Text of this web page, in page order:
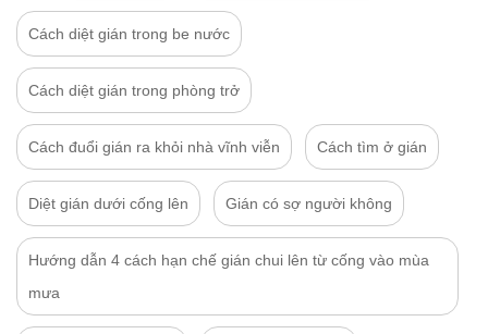
Cách diệt gián trong be nước
Cách diệt gián trong phòng trở
Cách đuổi gián ra khỏi nhà vĩnh viễn Cách tìm ở gián
Diệt gián dưới cống lên Gián có sợ người không
Hướng dẫn 4 cách hạn chế gián chui lên từ cống vào mùa
mưa